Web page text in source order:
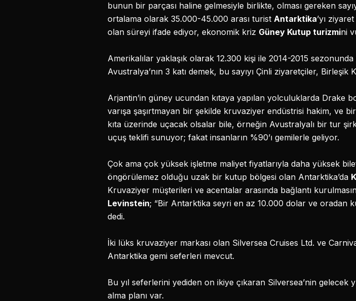
bunun bir parçası haline gelmesiyle birlikte, olması gereken
ortalama olarak 35.000-45.000 arası turist Antarktika’yı
olan süreyi ifade ediyor, ekonomik kriz Güney Kutup turizmini
Amerikalılar yaklaşık olarak 12.300 kişi ile 2014-2015
Avustralya’nın 3 katı demek, bu sayıyı Çinli ziyaretçiler, Birleşik
Arjantin’in güney ucundan kıtaya yapılan yolculuklarda
varışa şaşırtmayan bir şekilde kruvaziyer endüstrisi hakim, ve
kıta üzerinde uçacak olsalar bile, örneğin Avustralyalı bir tur
uçuş teklifi sunuyor; fakat insanların %90’ı gemilerle geliyor.
Çok ama çok yüksek işletme maliyet fiyatlarıyla daha yüksek
öngörülemez olduğu uzak bir kutup bölgesi olan Antarktika’da
Kruvaziyer müşterileri ve acentalar arasında bağlantı
Levinstein; “Bir Antarktika seyri en az 10.000 dolar ve oradan
dedi.
İki lüks kruvaziyer markası olan Silversea Cruises Ltd. ve
Antarktika gemi seferleri mevcut.
Bu yıl seferlerini yediden on ikiye çıkaran Silversea’nin
alma planı var.